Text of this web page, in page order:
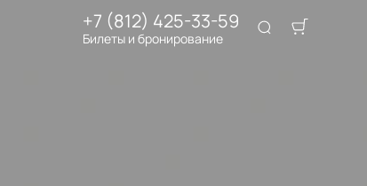
+7 (812) 425-33-59
Билеты и бронирование